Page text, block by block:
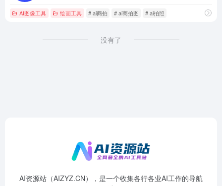
AI图像工具 绘画工具 # ai商拍 # ai商拍图 # ai拍照
没有了
AI资源站（AIZYZ.CN），是一个收集各行各业AI工作的导航